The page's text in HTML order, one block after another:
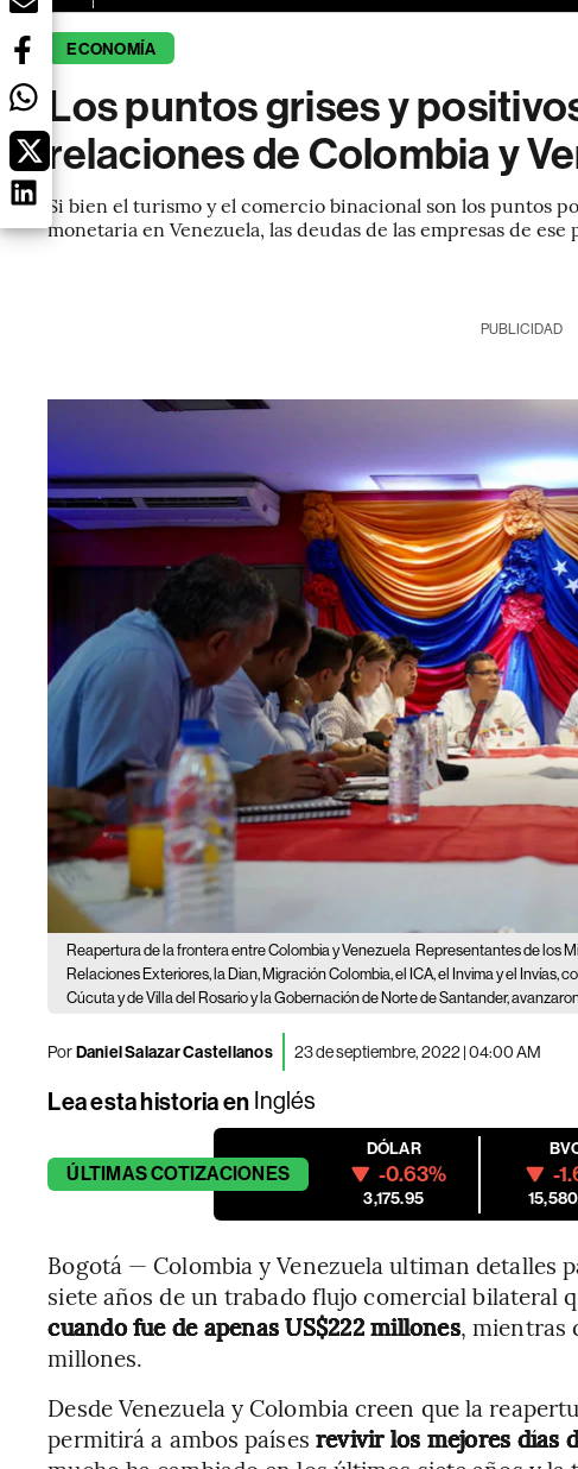
ECONOMÍA
Los puntos grises y
relaciones de Colombia y
Si bien el turismo y el comercio binacional son los puntos
monetaria en Venezuela, las deudas de las empresas de
PUBLICIDAD
Reapertura de la frontera entre Colombia y Venezuela Representantes de los
Relaciones Exteriores, la Dian, Migración Colombia, el ICA, el Invima y el Invías,
Cúcuta y de Villa del Rosario y la Gobernación de Norte de Santander,
PorDaniel Salazar Castellanos 23 de septiembre, 2022 | 04:00 AM
Lea esta historia en Inglés
ÚLTIMASCOTIZACIONES
DÓLAR
-0.63%
3,175.95
-
Bogotá — Colombia y Venezuela ultiman detalles
siete años de un trabado flujo comercial bilateral
cuando fue de apenas US$222 millones, mientras
millones.
Desde Venezuela y Colombia creen que la
permitirá a ambos países revivir los mejores días